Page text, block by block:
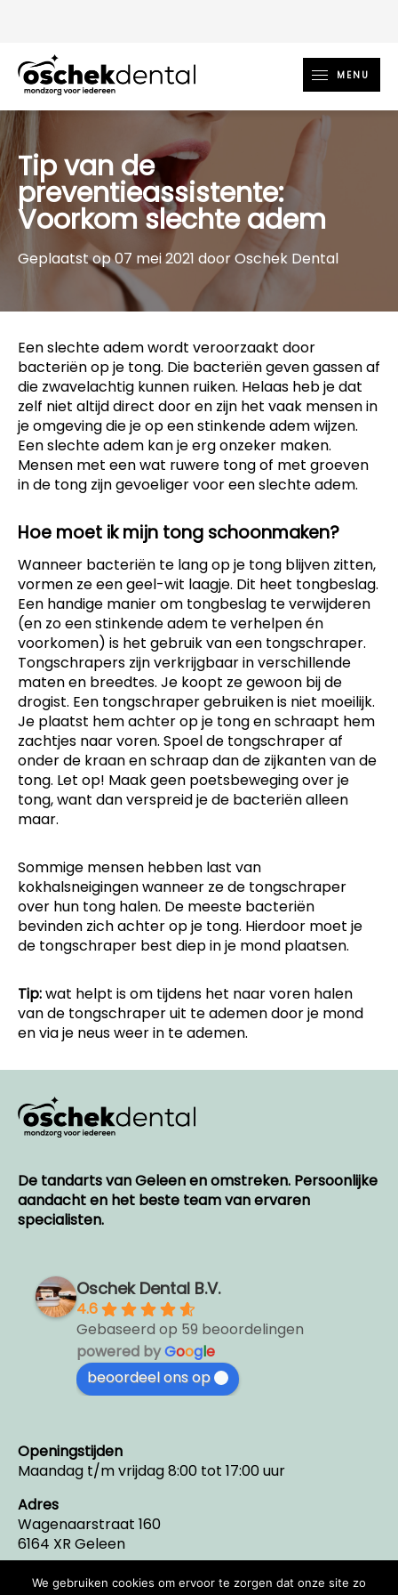
MENU
Tip van de
preventieassistente:
Voorkom slechte adem
Geplaatst op 07 mei 2021 door Oschek Dental
Een slechte adem wordt veroorzaakt door
bacteriën op je tong. Die bacteriën geven gassen af
die zwavelachtig kunnen ruiken. Helaas heb je dat
zelf niet altijd direct door en zijn het vaak mensen in
je omgeving die je op een stinkende adem wijzen.
Een slechte adem kan je erg onzeker maken.
Mensen met een wat ruwere tong of met groeven
in de tong zijn gevoeliger voor een slechte adem.
Hoe moet ik mijn tong schoonmaken?
Wanneer bacteriën te lang op je tong blijven zitten,
vormen ze een geel-wit laagje. Dit heet tongbeslag.
Een handige manier om tongbeslag te verwijderen
(en zo een stinkende adem te verhelpen én
voorkomen) is het gebruik van een tongschraper.
Tongschrapers zijn verkrijgbaar in verschillende
maten en breedtes. Je koopt ze gewoon bij de
drogist. Een tongschraper gebruiken is niet moeilijk.
Je plaatst hem achter op je tong en schraapt hem
zachtjes naar voren. Spoel de tongschraper af
onder de kraan en schraap dan de zijkanten van de
tong. Let op! Maak geen poetsbeweging over je
tong, want dan verspreid je de bacteriën alleen
maar.
Sommige mensen hebben last van
kokhalsneigingen wanneer ze de tongschraper
over hun tong halen. De meeste bacteriën
bevinden zich achter op je tong. Hierdoor moet je
de tongschraper best diep in je mond plaatsen.
Tip:wat helpt is om tijdens het naar voren halen
van de tongschraper uit te ademen door je mond
en via je neus weer in te ademen.
De tandarts van Geleen en omstreken. Persoonlijke
aandacht en het beste team van ervaren
specialisten.
Oschek Dental B.V.
4.6
Gebaseerd op 59 beoordelingen
powered byGoogle
beoordeel ons op
Openingstijden
Maandag t/m vrijdag 8:00 tot 17:00 uur
Adres
Wagenaarstraat 160
6164 XR Geleen
Telefoon
We gebruiken cookies om ervoor te zorgen dat onze site zo